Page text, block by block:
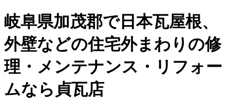
岐阜県加茂郡で日本瓦屋根、
外壁などの住宅外まわりの修
理・メンテナンス・リフォー
ムなら貞瓦店